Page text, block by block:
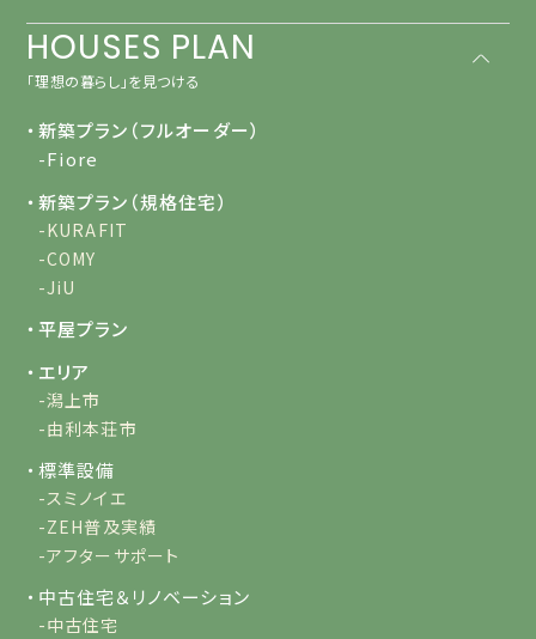
HOUSES PLAN
「理想の暮らし」を見つける
・新築プラン（フルオーダー）
-Fiore
・新築プラン（規格住宅）
-KURAFIT
-COMY
-JiU
・平屋プラン
・エリア
-潟上市
-由利本荘市
・標準設備
-スミノイエ
-ZEH普及実績
-アフターサポート
・中古住宅＆リノベーション
-中古住宅